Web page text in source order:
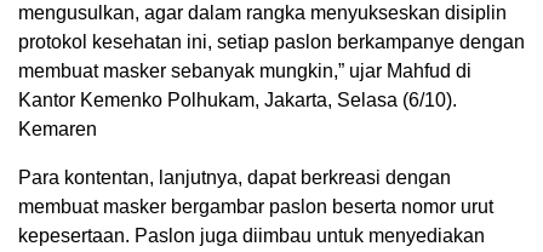
mengusulkan, agar dalam rangka menyukseskan disiplin
protokol kesehatan ini, setiap paslon berkampanye dengan
membuat masker sebanyak mungkin,” ujar Mahfud di
Kantor Kemenko Polhukam, Jakarta, Selasa (6/10).
Kemaren
Para kontentan, lanjutnya, dapat berkreasi dengan
membuat masker bergambar paslon beserta nomor urut
kepesertaan. Paslon juga diimbau untuk menyediakan